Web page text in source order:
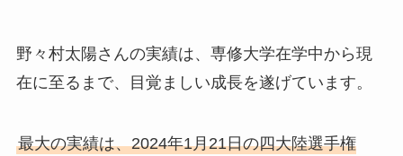
野々村太陽さんの実績は、専修大学在学中から現
在に至るまで、目覚ましい成長を遂げています。
最大の実績は、2024年1月21日の四大陸選手権